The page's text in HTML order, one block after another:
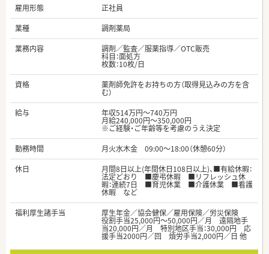
雇用形態
正社員
業種
調剤薬局
業務内容
調剤／監査／服薬指導／OTC販売
科目：面処方
枚数：10枚/日
資格
薬剤師免許をお持ちの方（取得見込みの方を含
む）
給与
年収514万円～740万円
月給240,000円～350,000円
※ご経験・ご年齢等を考慮のうえ決定
勤務時間
月火水木金 09:00～18:00（休憩60分）
休日
月間8日以上(年間休日108日以上)、■有給休暇：
法定どおり ■慶弔休暇 ■リフレッシュ休
暇：連続7日 ■育児休業 ■介護休業 ■看護
休暇 など
福利厚生諸手当
厚生年金／協会健保／雇用保険／労災保険
役割手当25,000円～50,000円／月 遠隔地手
当20,000円／月 特別地区手当：30,000円 応
援手当2000円／回 煩労手当2,000円／日 他